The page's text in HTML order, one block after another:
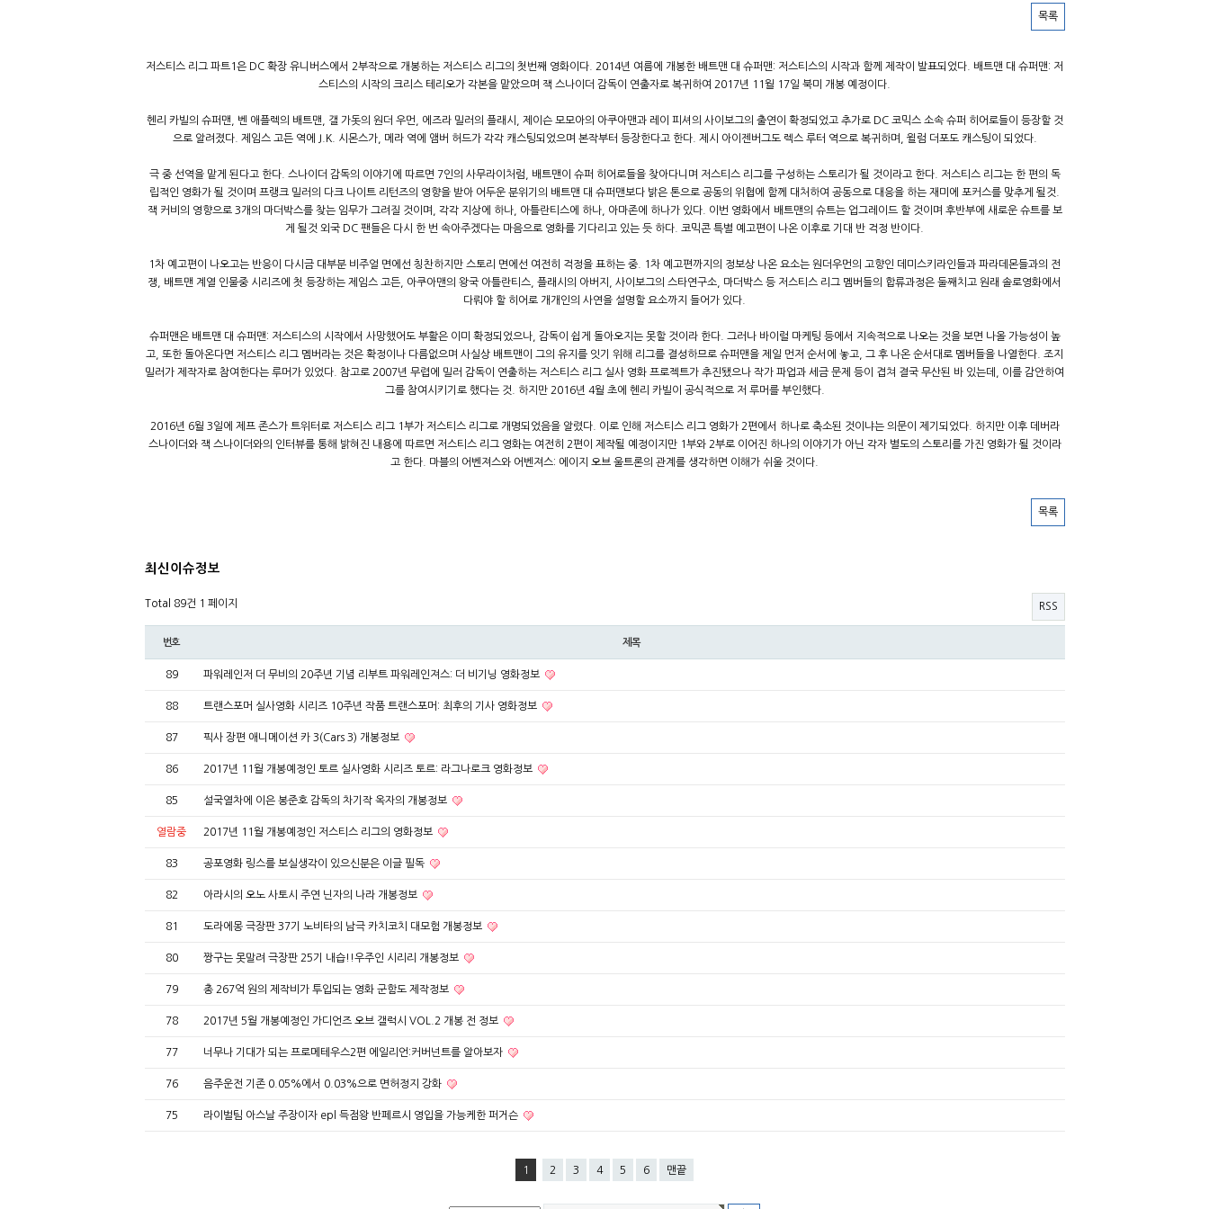
목록
저스티스 리그 파트1은 DC 확장 유니버스에서 2부작으로 개봉하는 저스티스 리그의 첫번째 영화이다. 2014년 여름에 개봉한 배트맨 대 슈퍼맨: 저스티스의 시작과 함께 제작이 발표되었다. 배트맨 대 슈퍼맨: 저
스티스의 시작의 크리스 테리오가 각본을 맡았으며 잭 스나이더 감독이 연출자로 복귀하여 2017년 11월 17일 북미 개봉 예정이다.
헨리 카빌의 슈퍼맨, 벤 애플렉의 배트맨, 갤 가돗의 원더 우먼, 에즈라 밀러의 플래시, 제이슨 모모아의 아쿠아맨과 레이 피셔의 사이보그의 출연이 확정되었고 추가로 DC 코믹스 소속 슈퍼 히어로들이 등장할 것
으로 알려졌다. 제임스 고든 역에 J.K. 시몬스가, 메라 역에 앰버 허드가 각각 캐스팅되었으며 본작부터 등장한다고 한다. 제시 아이젠버그도 렉스 루터 역으로 복귀하며, 윌럼 더포도 캐스팅이 되었다.
극 중 선역을 맡게 된다고 한다. 스나이더 감독의 이야기에 따르면 7인의 사무라이처럼, 배트맨이 슈퍼 히어로들을 찾아다니며 저스티스 리그를 구성하는 스토리가 될 것이라고 한다. 저스티스 리그는 한 편의 독
립적인 영화가 될 것이며 프랭크 밀러의 다크 나이트 리턴즈의 영향을 받아 어두운 분위기의 배트맨 대 슈퍼맨보다 밝은 톤으로 공동의 위협에 함께 대처하여 공동으로 대응을 하는 재미에 포커스를 맞추게 될것.
잭 커비의 영향으로 3개의 마더박스를 찾는 임무가 그려질 것이며, 각각 지상에 하나, 아틀란티스에 하나, 아마존에 하나가 있다. 이번 영화에서 배트맨의 슈트는 업그레이드 할 것이며 후반부에 새로운 슈트를 보
게 될것 외국 DC 팬들은 다시 한 번 속아주겠다는 마음으로 영화를 기다리고 있는 듯 하다. 코믹콘 특별 예고편이 나온 이후로 기대 반 걱정 반이다.
1차 예고편이 나오고는 반응이 다시금 대부분 비주얼 면에선 칭찬하지만 스토리 면에선 여전히 걱정을 표하는 중. 1차 예고편까지의 정보상 나온 요소는 원더우먼의 고향인 데미스키라인들과 파라데몬들과의 전
쟁, 배트맨 계열 인물중 시리즈에 첫 등장하는 제임스 고든, 아쿠아맨의 왕국 아틀란티스, 플래시의 아버지, 사이보그의 스타연구소, 마더박스 등 저스티스 리그 멤버들의 합류과정은 둘째치고 원래 솔로영화에서
다뤄야 할 히어로 개개인의 사연을 설명할 요소까지 들어가 있다.
슈퍼맨은 배트맨 대 슈퍼맨: 저스티스의 시작에서 사망했어도 부활은 이미 확정되었으나, 감독이 쉽게 돌아오지는 못할 것이라 한다. 그러나 바이럴 마케팅 등에서 지속적으로 나오는 것을 보면 나올 가능성이 높
고, 또한 돌아온다면 저스티스 리그 멤버라는 것은 확정이나 다름없으며 사실상 배트맨이 그의 유지를 잇기 위해 리그를 결성하므로 슈퍼맨을 제일 먼저 순서에 놓고, 그 후 나온 순서대로 멤버들을 나열한다. 조지
밀러가 제작자로 참여한다는 루머가 있었다. 참고로 2007년 무렵에 밀러 감독이 연출하는 저스티스 리그 실사 영화 프로젝트가 추진됐으나 작가 파업과 세금 문제 등이 겹쳐 결국 무산된 바 있는데, 이를 감안하여
그를 참여시키기로 했다는 것. 하지만 2016년 4월 초에 헨리 카빌이 공식적으로 저 루머를 부인했다.
2016년 6월 3일에 제프 존스가 트위터로 저스티스 리그 1부가 저스티스 리그로 개명되었음을 알렸다. 이로 인해 저스티스 리그 영화가 2편에서 하나로 축소된 것이냐는 의문이 제기되었다. 하지만 이후 데버라
스나이더와 잭 스나이더와의 인터뷰를 통해 밝혀진 내용에 따르면 저스티스 리그 영화는 여전히 2편이 제작될 예정이지만 1부와 2부로 이어진 하나의 이야기가 아닌 각자 별도의 스토리를 가진 영화가 될 것이라
고 한다. 마블의 어벤져스와 어벤져스: 에이지 오브 울트론의 관계를 생각하면 이해가 쉬울 것이다.
목록
최신이슈정보
Total 89건 1 페이지 RSS
번호 제목
89 파워레인저 더 무비의 20주년 기념 리부트 파워레인져스: 더 비기닝 영화정보
88 트랜스포머 실사영화 시리즈 10주년 작품 트랜스포머: 최후의 기사 영화정보
87 픽사 장편 애니메이션 카 3(Cars 3) 개봉정보
86 2017년 11월 개봉예정인 토르 실사영화 시리즈 토르: 라그나로크 영화정보
85 설국열차에 이은 봉준호 감독의 차기작 옥자의 개봉정보
열람중 2017년 11월 개봉예정인 저스티스 리그의 영화정보
83 공포영화 링스를 보실생각이 있으신분은 이글 필독
82 아라시의 오노 사토시 주연 닌자의 나라 개봉정보
81 도라에몽 극장판 37기 노비타의 남극 카치코치 대모험 개봉정보
80 짱구는 못말려 극장판 25기 내습!!우주인 시리리 개봉정보
79 총 267억 원의 제작비가 투입되는 영화 군함도 제작정보
78 2017년 5월 개봉예정인 가디언즈 오브 갤럭시 VOL.2 개봉 전 정보
77 너무나 기대가 되는 프로메테우스2편 에일리언:커버넌트를 알아보자
76 음주운전 기존 0.05%에서 0.03%으로 면허정지 강화
75 라이벌팀 아스날 주장이자 epl 득점왕 반페르시 영입을 가능케한 퍼거슨
1 2 3 4 5 6 맨끝